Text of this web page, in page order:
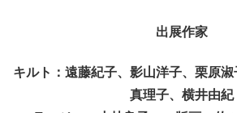
出展作家
キルト：遠藤紀子、影山洋子、栗原
真理子、横井由紀